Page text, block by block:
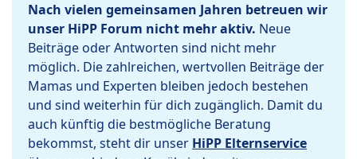
Nach vielen gemeinsamen Jahren betreuen wir
unser HiPP Forum nicht mehr aktiv. Neue
Beiträge oder Antworten sind nicht mehr
möglich. Die zahlreichen, wertvollen Beiträge der
Mamas und Experten bleiben jedoch bestehen
und sind weiterhin für dich zugänglich. Damit du
auch künftig die bestmögliche Beratung
bekommst, steht dir unser HiPP Elternservice